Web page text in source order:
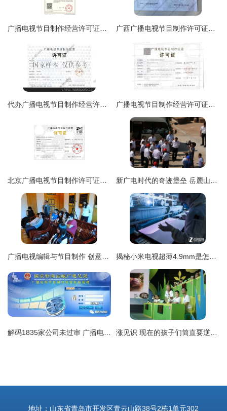
地址：山东省青岛市开发区青云山路38号2栋1单元302